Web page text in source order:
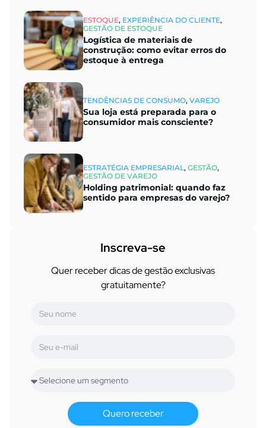
ESTOQUE, EXPERIÊNCIA DO CLIENTE,
GESTÃO DE ESTOQUE
Logística de materiais de
construção: como evitar erros do
estoque à entrega
TENDÊNCIAS DE CONSUMO, VAREJO
Sua loja está preparada para o
consumidor mais consciente?
ESTRATÉGIA EMPRESARIAL, GESTÃO,
GESTÃO DE VAREJO
Holding patrimonial: quando faz
sentido para empresas do varejo?
Inscreva-se
Quer receber dicas de gestão exclusivas
gratuitamente?
Quero receber